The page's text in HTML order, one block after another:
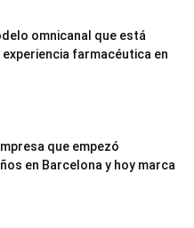
omnicanal que está
farmacéutica en
que empezó
en Barcelona y hoy marca